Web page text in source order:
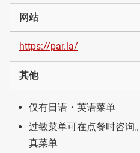
网站
https://par.la/
其他
仅有日语・英语菜单
过敏菜单可在点餐时咨询
真菜单